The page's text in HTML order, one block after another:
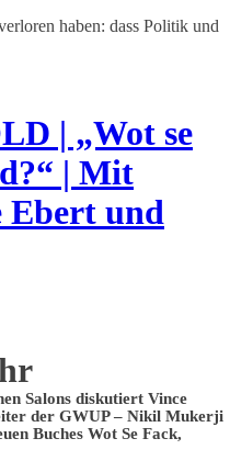
haben: dass Politik und
| „Wot se
| Mit
Ebert und
Salons diskutiert Vince
der GWUP – Nikil Mukerji
Buches Wot Se Fack,